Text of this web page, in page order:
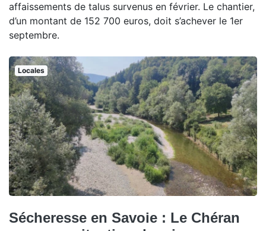
affaissements de talus survenus en février. Le chantier,
d’un montant de 152 700 euros, doit s’achever le 1er
septembre.
Locales
Sécheresse en Savoie : Le Chéran